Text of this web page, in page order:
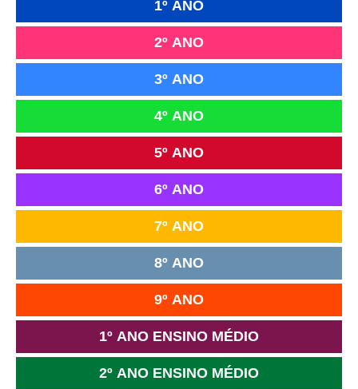
1º ANO
2º ANO
3º ANO
4º ANO
5º ANO
6º ANO
7º ANO
8º ANO
9º ANO
1º ANO ENSINO MÉDIO
2º ANO ENSINO MÉDIO